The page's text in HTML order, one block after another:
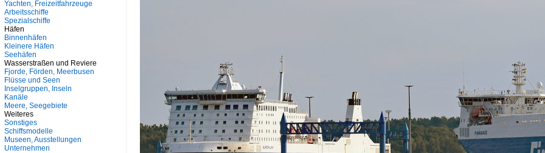
Yachten, Freizeitfahrzeuge
Arbeitsschiffe
Spezialschiffe
Häfen
Binnenhäfen
Kleinere Häfen
Seehäfen
Wasserstraßen und Reviere
Fjorde, Förden, Meerbusen
Flüsse und Seen
Inselgruppen, Inseln
Kanäle
Meere, Seegebiete
Weiteres
Sonstiges
Schiffsmodelle
Museen, Ausstellungen
Unternehmen